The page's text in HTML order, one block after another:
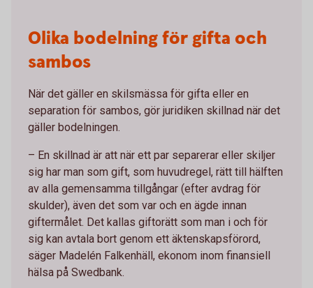
Olika bodelning för gifta och
sambos
När det gäller en skilsmässa för gifta eller en
separation för sambos, gör juridiken skillnad när det
gäller bodelningen.
– En skillnad är att när ett par separerar eller skiljer
sig har man som gift, som huvudregel, rätt till hälften
av alla gemensamma tillgångar (efter avdrag för
skulder), även det som var och en ägde innan
giftermålet. Det kallas giftorätt som man i och för
sig kan avtala bort genom ett äktenskapsförord,
säger Madelén Falkenhäll, ekonom inom finansiell
hälsa på Swedbank.